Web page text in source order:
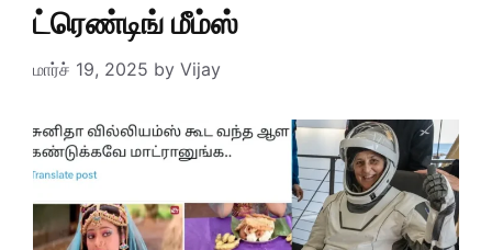
ட்ரெண்டிங் மீம்ஸ்
மார்ச் 19, 2025 by Vijay